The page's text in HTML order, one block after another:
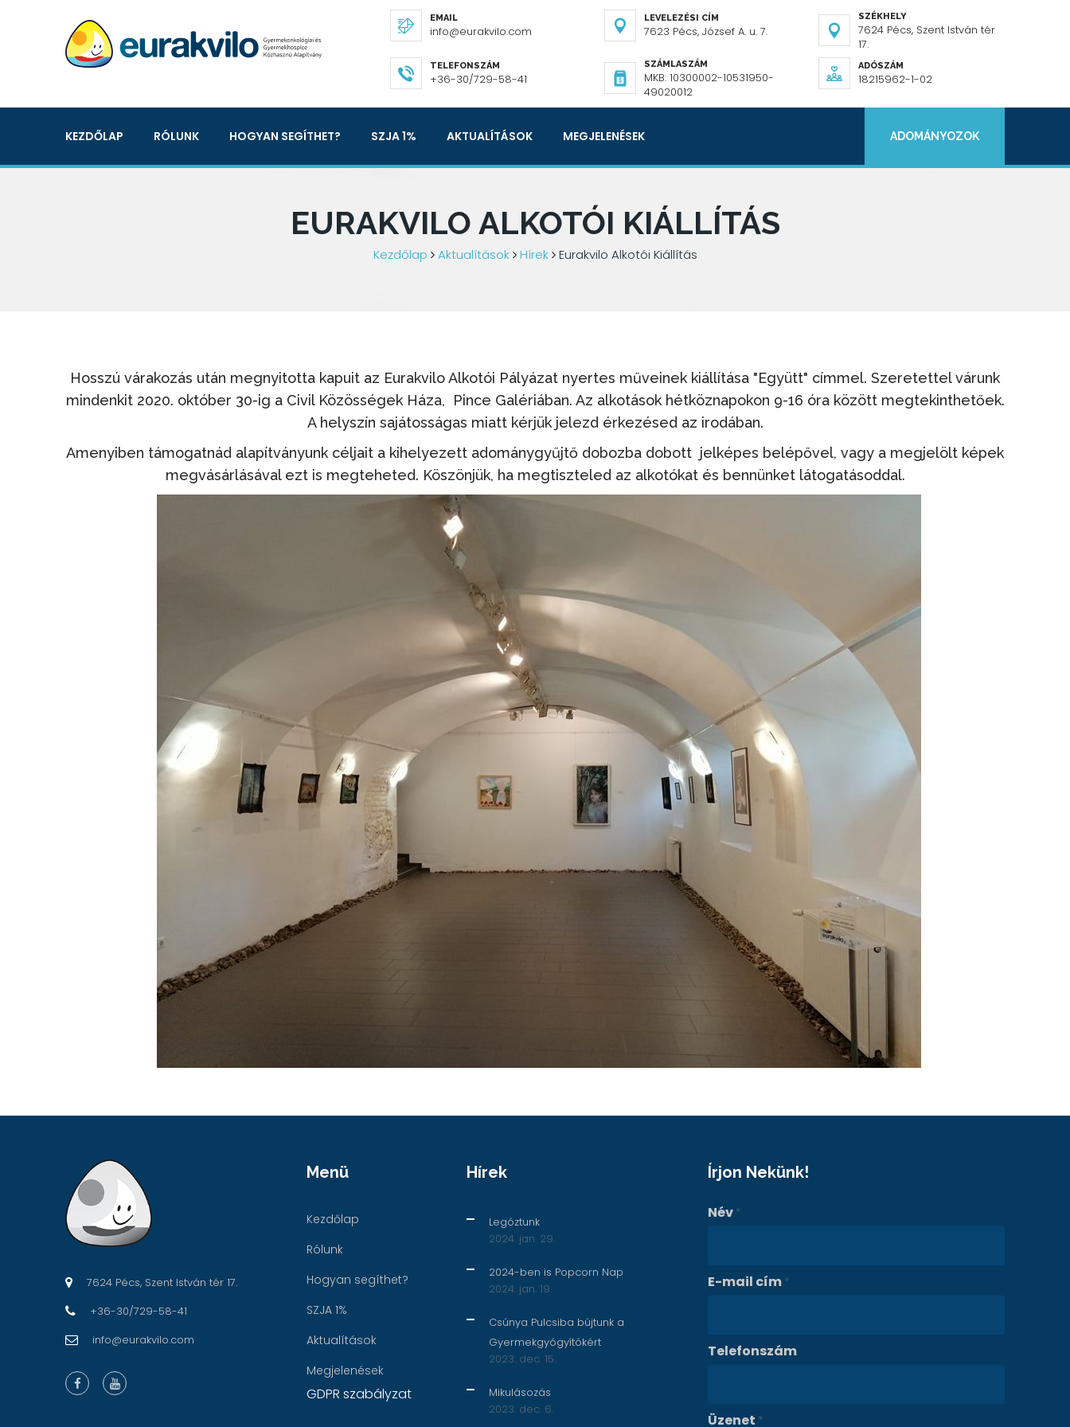
EMAIL
info@eurakvilo.com
LEVELEZÉSI CÍM
7623 Pécs, József A. u. 7.
SZÉKHELY
7624 Pécs, Szent István tér
17.
TELEFONSZÁM
+36-30/729-58-41
SZÁMLASZÁM
MKB: 10300002-10531950-
49020012
ADÓSZÁM
18215962-1-02
KEZDŐLAP RÓLUNK HOGYAN SEGÍTHET? SZJA 1% AKTUALÍTÁSOK MEGJELENÉSEK ADOMÁNYOZOK
EURAKVILO ALKOTÓI KIÁLLÍTÁS
Kezdőlap Aktualítások Hírek Eurakvilo Alkotói Kiállítás
Hosszú várakozás után megnyitotta kapuit az Eurakvilo Alkotói Pályázat nyertes műveinek kiállítása "Együtt" címmel. Szeretettel várunk
mindenkit 2020. október 30-ig a Civil Közösségek Háza, Pince Galériában. Az alkotások hétköznapokon 9-16 óra között megtekinthetőek.
A helyszín sajátosságas miatt kérjük jelezd érkezésed az irodában.
Amenyiben támogatnád alapítványunk céljait a kihelyezett adománygyűjtő dobozba dobott jelképes belépővel, vagy a megjelölt képek
megvásárlásával ezt is megteheted. Köszönjük, ha megtiszteled az alkotókat és bennünket látogatásoddal.
7624 Pécs, Szent István tér 17.
+36-30/729-58-41
info@eurakvilo.com
Menü
Kezdőlap
Rólunk
Hogyan segíthet?
SZJA 1%
Aktualítások
Megjelenések
GDPR szabályzat
Hírek
Legóztunk
2024. jan. 29.
2024-ben is Popcorn Nap
2024. jan. 19.
Csúnya Pulcsiba bújtunk a
Gyermekgyógyítókért
2023. dec. 15.
Mikulásozás
2023. dec. 6.
Írjon Nekünk!
Név *
E-mail cím *
Telefonszám
Üzenet *